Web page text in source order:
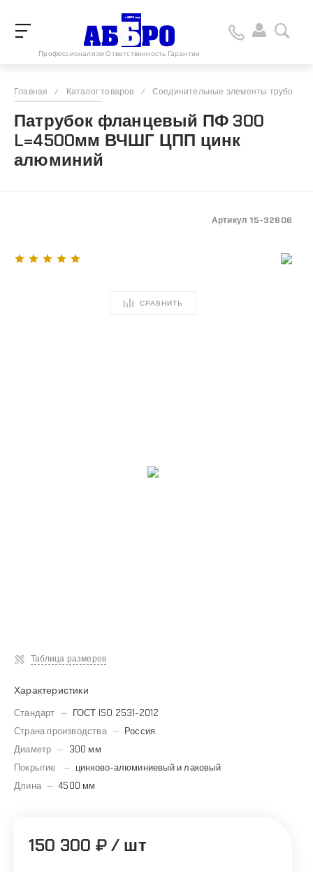
Профессионализм Ответственность Гарантии
Главная / Каталог товаров / Соединительные элементы
Патрубок фланцевый ПФ 300
L=4500мм ВЧШГ ЦПП цинк
алюминий
Артикул 15-32606
СРАВНИТЬ
Таблица размеров
Характеристики
Стандарт — ГОСТ ISO 2531-2012
Страна производства — Россия
Диаметр — 300 мм
Покрытие
— цинково-алюминиевый и лаковый
Длина — 4500 мм
150 300 ₽/ шт